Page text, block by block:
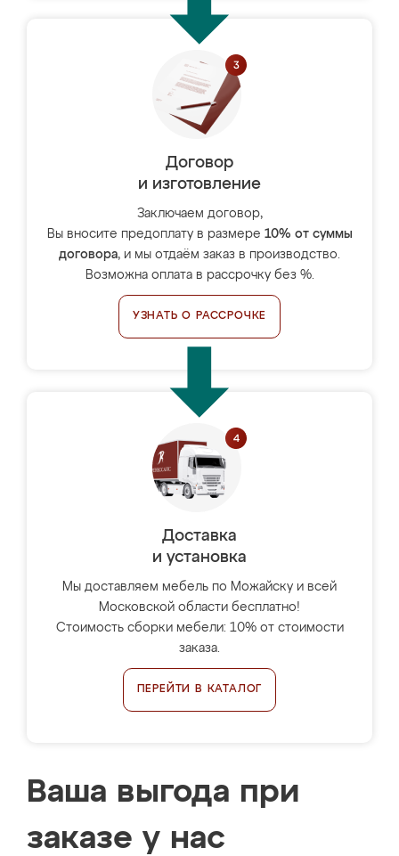
Договор
и изготовление
Заключаем договор,
Вы вносите предоплату в размере 10% от суммы
договора, и мы отдаём заказ в производство.
Возможна оплата в рассрочку без %.
УЗНАТЬ О РАССРОЧКЕ
Доставка
и установка
Мы доставляем мебель по Можайску и всей
Московской области бесплатно!
Стоимость сборки мебели: 10% от стоимости
заказа.
ПЕРЕЙТИ В КАТАЛОГ
Ваша выгода при
заказе у нас